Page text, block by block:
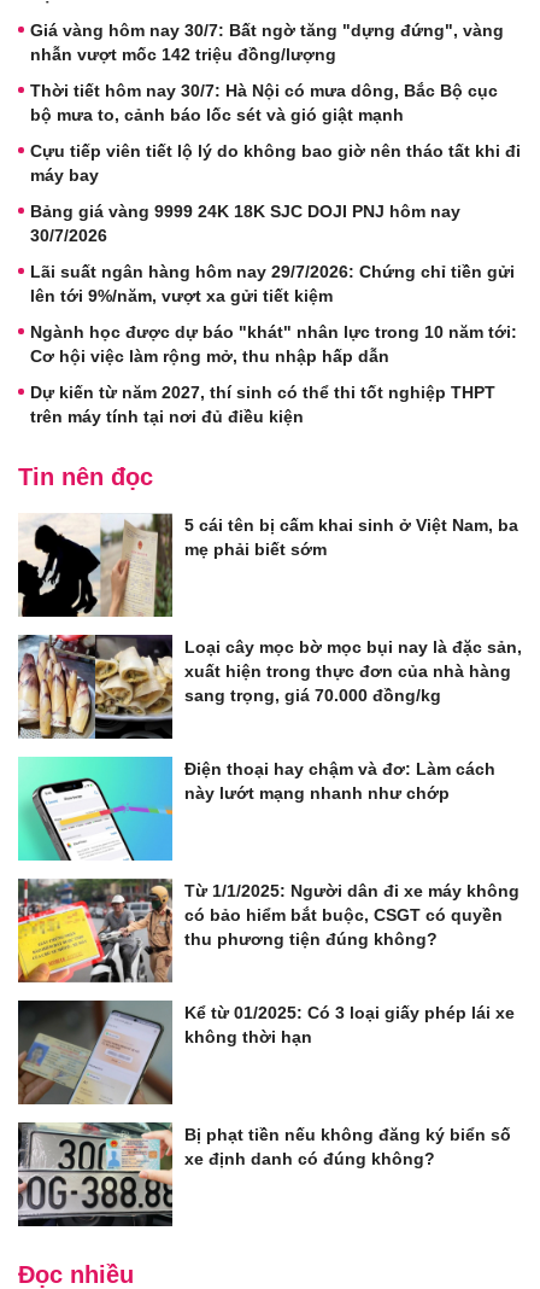
Giá vàng hôm nay 30/7: Bất ngờ tăng "dựng đứng", vàng
nhẫn vượt mốc 142 triệu đồng/lượng
Thời tiết hôm nay 30/7: Hà Nội có mưa dông, Bắc Bộ cục
bộ mưa to, cảnh báo lốc sét và gió giật mạnh
Cựu tiếp viên tiết lộ lý do không bao giờ nên tháo tất khi đi
máy bay
Bảng giá vàng 9999 24K 18K SJC DOJI PNJ hôm nay
30/7/2026
Lãi suất ngân hàng hôm nay 29/7/2026: Chứng chỉ tiền gửi
lên tới 9%/năm, vượt xa gửi tiết kiệm
Ngành học được dự báo "khát" nhân lực trong 10 năm tới:
Cơ hội việc làm rộng mở, thu nhập hấp dẫn
Dự kiến từ năm 2027, thí sinh có thể thi tốt nghiệp THPT
trên máy tính tại nơi đủ điều kiện
Tin nên đọc
5 cái tên bị cấm khai sinh ở Việt Nam, ba
mẹ phải biết sớm
Loại cây mọc bờ mọc bụi nay là đặc sản,
xuất hiện trong thực đơn của nhà hàng
sang trọng, giá 70.000 đồng/kg
Điện thoại hay chậm và đơ: Làm cách
này lướt mạng nhanh như chớp
Từ 1/1/2025: Người dân đi xe máy không
có bảo hiểm bắt buộc, CSGT có quyền
thu phương tiện đúng không?
Kể từ 01/2025: Có 3 loại giấy phép lái xe
không thời hạn
Bị phạt tiền nếu không đăng ký biển số
xe định danh có đúng không?
Đọc nhiều